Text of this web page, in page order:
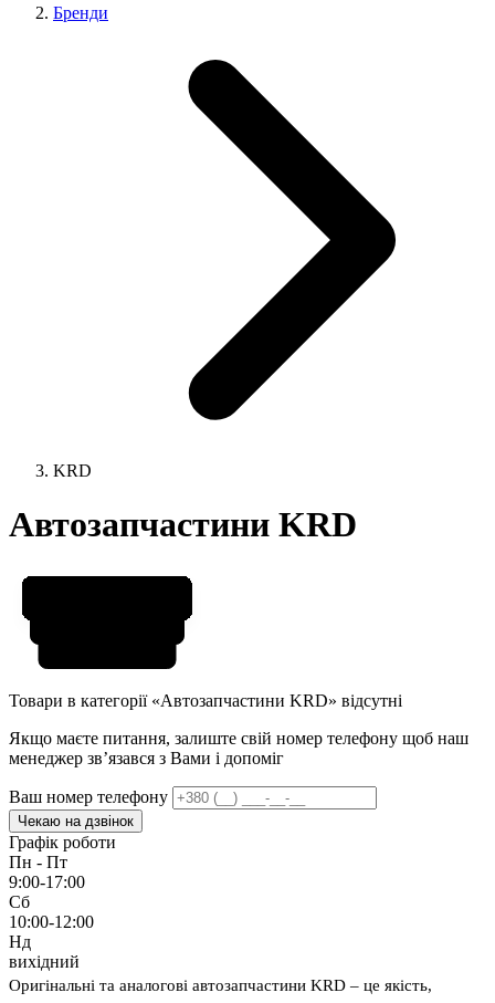
Бренди
KRD
Автозапчастини KRD
Товари в категорії «Автозапчастини KRD» відсутні
Якщо маєте питання, залиште свій номер телефону щоб наш
менеджер звʼязався з Вами і допоміг
Ваш номер телефону
Чекаю на дзвінок
Графік роботи
Пн - Пт
9:00-17:00
Сб
10:00-12:00
Нд
вихідний
Оригінальні та аналогові автозапчастини KRD – це якість,